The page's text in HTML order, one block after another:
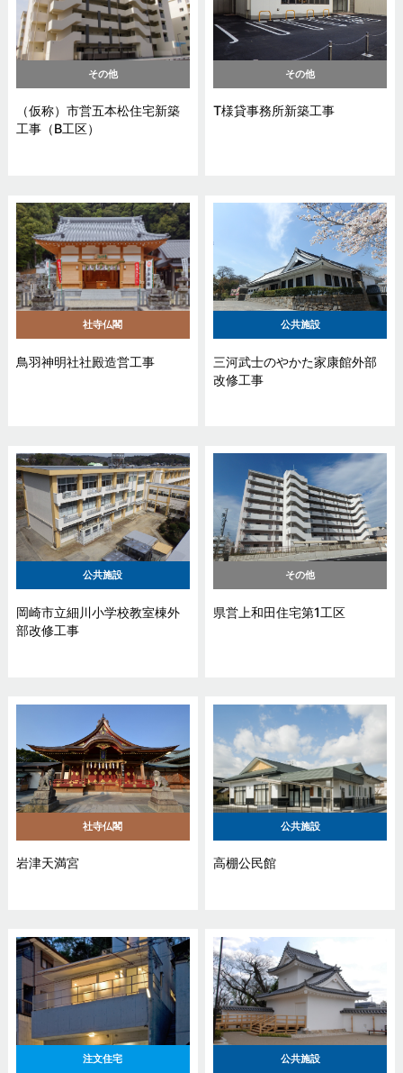
その他
（仮称）市営五本松住宅新築
工事（B工区）
その他
T様貸事務所新築工事
社寺仏閣
鳥羽神明社社殿造営工事
公共施設
三河武士のやかた家康館外部
改修工事
公共施設
岡崎市立細川小学校教室棟外
部改修工事
その他
県営上和田住宅第1工区
社寺仏閣
岩津天満宮
公共施設
高棚公民館
注文住宅 公共施設